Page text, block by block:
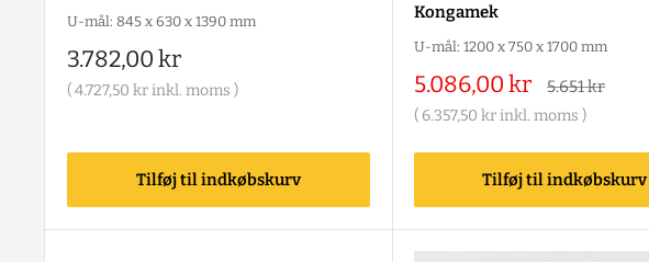
U-mål: 845 x 630 x 1390 mm
Salgspris
3.782,00 kr
(4.727,50 krinkl. moms )
Tilføj til indkøbskurv
Kongamek
U-mål: 1200 x 750 x 1700 mm
Salgspris
5.086,00 kr
Alm.
5.651 kr
( 6.357,50 krinkl. moms )
Tilføj til indkøbskurv